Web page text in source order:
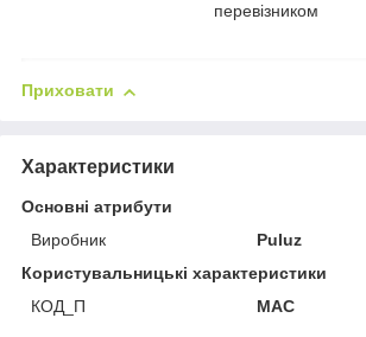
перевізником
Приховати
Характеристики
Основні атрибути
Виробник
Puluz
Користувальницькі характеристики
КОД_П
MAC